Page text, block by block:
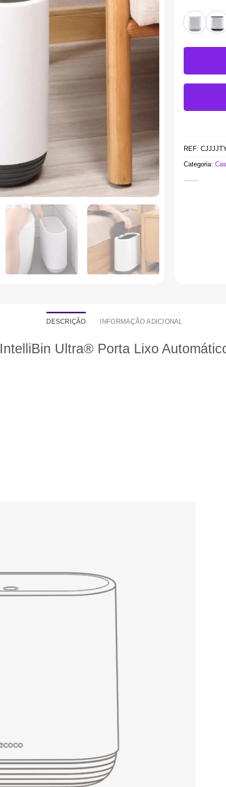
REF:
Categoria:
DESCRIÇÃO INFORMAÇÃO ADICIONAL
IntelliBin Ultra® Porta Lixo